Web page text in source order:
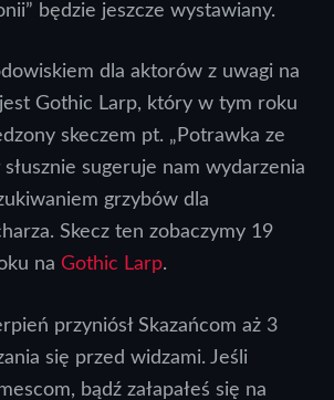
będzie jeszcze wystawiany.
dla aktorów z uwagi na
Gothic Larp, który w tym roku
skeczem pt. „Potrawka ze
słusznie sugeruje nam wydarzenia
grzybów dla
Skecz ten zobaczymy 19
na Gothic Larp.
przyniósł Skazańcom aż 3
się przed widzami. Jeśli
bądź załapałeś się na